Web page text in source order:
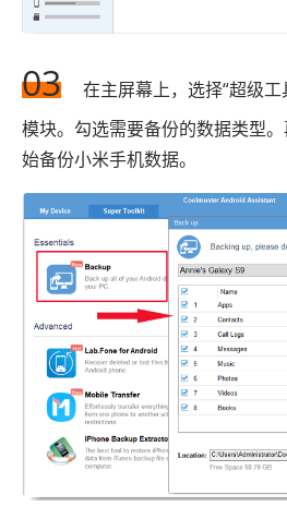
03
在主屏幕上，选择“超级工
模块。勾选需要备份的数据类型
始备份小米手机数据。